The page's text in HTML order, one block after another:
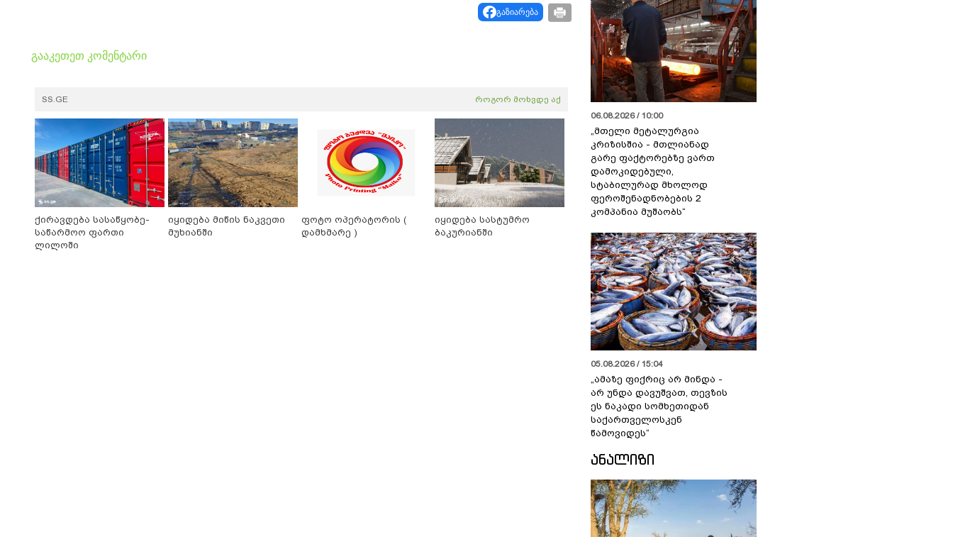
გაზიარება
გააკეთეთ კომენტარი
SS.GE როგორ მოხვდე აქ
ქირავდება სასაწყობე-
საწარმოო ფართი
ლილოში
იყიდება მიწის ნაკვეთი
მუხიანში
ფოტო ოპერატორის (
დამხმარე )
იყიდება სასტუმრო
ბაკურიანში
06.08.2026 / 10:00
„მთელი მეტალურგია
კრიზისშია - მთლიანად
გარე ფაქტორებზე ვართ
დამოკიდებული,
სტაბილურად მხოლოდ
ფეროშენადნობების 2
კომპანია მუშაობს“
05.08.2026 / 15:04
„ამაზე ფიქრიც არ მინდა -
არ უნდა დავუშვათ, თევზის
ეს ნაკადი სომხეთიდან
საქართველოსკენ
წამოვიდეს“
ᲐᲜᲐᲚᲘᲖᲘ